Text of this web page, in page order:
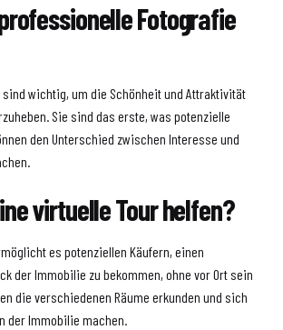
Fotografie
wichtig, um die Schönheit und Attraktivität
Sie sind das erste, was potenzielle
den Unterschied zwischen Interesse und
virtuelle Tour helfen?
es potenziellen Käufern, einen
der Immobilie zu bekommen, ohne vor Ort sein
die verschiedenen Räume erkunden und sich
der Immobilie machen.